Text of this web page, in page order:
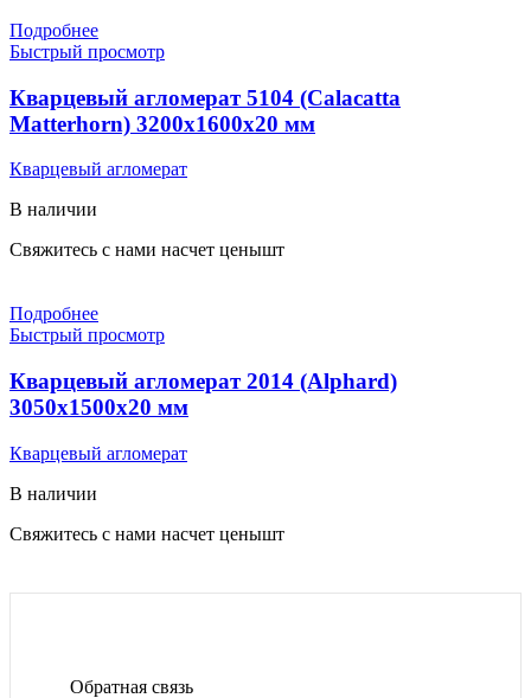
Подробнее
Быстрый просмотр
Кварцевый агломерат 5104 (Calacatta
Matterhorn) 3200х1600х20 мм
Кварцевый агломерат
В наличии
Свяжитесь с нами насчет ценышт
Подробнее
Быстрый просмотр
Кварцевый агломерат 2014 (Alphard)
3050x1500x20 мм
Кварцевый агломерат
В наличии
Свяжитесь с нами насчет ценышт
Обратная связь